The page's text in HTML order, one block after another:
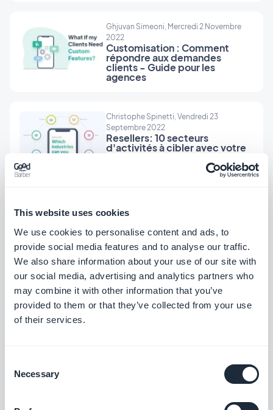
This website uses cookies
We use cookies to personalise content and ads, to
provide social media features and to analyse our traffic.
We also share information about your use of our site with
our social media, advertising and analytics partners who
may combine it with other information that you’ve
provided to them or that they’ve collected from your use
of their services.
Selection
Necessary
Ghjuvan Simeoni, Mercredi 2 Novembre
2022
Customisation : Comment
répondre aux demandes
clients - Guide pour les
agences
Christophe Spinetti, Vendredi 23
Septembre 2022
Resellers: 10 secteurs
d'activités à cibler avec votre
2022
Agency Spotlight: BPM aide les
chefs d'entreprise à
développer leur présence
digitale.
Christophe Spinetti, Vendredi 29 Juillet
2022
Christophe Spinetti, Lundi 4 Juillet 2022
mobiles: Mettez vos clients sur